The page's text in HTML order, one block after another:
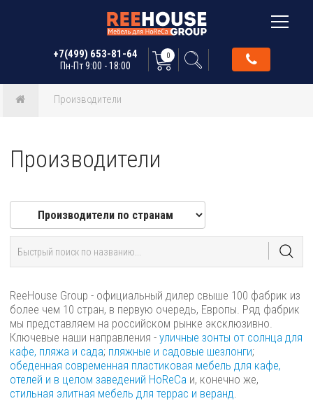
+7(499) 653-81-64
Пн-Пт 9:00 - 18:00
0
Производители
Производители
ReeHouse Group - официальный дилер свыше 100 фабрик из
более чем 10 стран, в первую очередь, Европы. Ряд фабрик
мы представляем на российском рынке эксклюзивно.
Ключевые наши направления -уличные зонты от солнца для
кафе, пляжа и сада; пляжные и садовые шезлонги;
обеденная современная пластиковая мебель для кафе,
отелей и в целом заведений HoReCa и, конечно же,
стильная элитная мебель для террас и веранд.